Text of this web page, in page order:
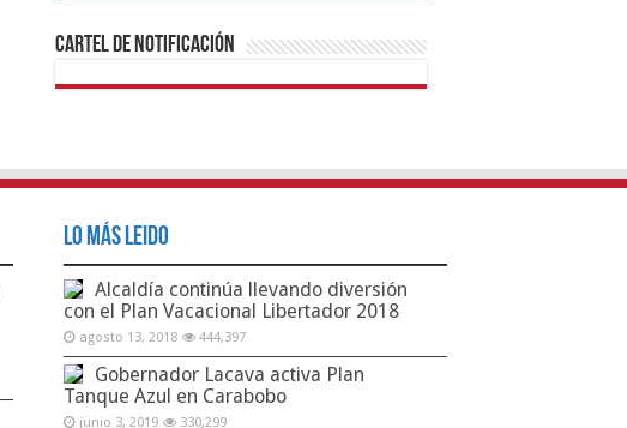
Cartel de Notificación
Lo Más Leido
Alcaldía continúa llevando diversión
con el Plan Vacacional Libertador 2018
agosto 13, 2018 444,397
Gobernador Lacava activa Plan
Tanque Azul en Carabobo
junio 3, 2019 330,299